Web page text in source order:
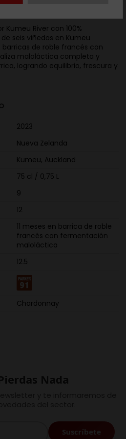
Kumeu River con 100%
seis viñedos en Kumeu
de roble francés con
maloláctica completa y
logrando equilibrio, frescura y
2023
Nueva Zelanda
Kumeu, Auckland
75 cl / 0,75 L
9
12
11 meses en barrica de roble
francés con fermentación
maloláctica
12.5
Chardonnay
Nada